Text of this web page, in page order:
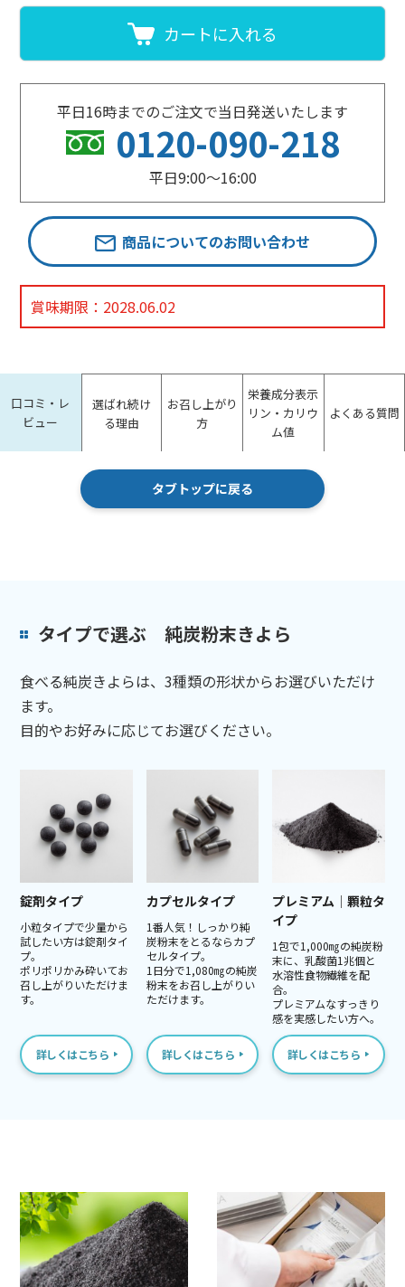
カートに入れる
平日16時までのご注文で当日発送いたします
0120-090-218
平日9:00〜16:00
商品についてのお問い合わせ
賞味期限：2028.06.02
口コミ・レ
ビュー
選ばれ続け
る理由
お召し上がり
方
栄養成分表示
リン・カリウ
ム値
よくある質問
タブトップに戻る
タイプで選ぶ 純炭粉末きよら
食べる純炭きよらは、3種類の形状からお選びいただけ
ます。
目的やお好みに応じてお選びください。
錠剤タイプ
小粒タイプで少量から
試したい方は錠剤タイ
プ。
ポリポリかみ砕いてお
召し上がりいただけま
す。
詳しくはこちら
カプセルタイプ
1番人気！しっかり純
炭粉末をとるならカプ
セルタイプ。
1日分で1,080㎎の純炭
粉末をお召し上がりい
ただけます。
詳しくはこちら
プレミアム│顆粒タ
イプ
1包で1,000㎎の純炭粉
末に、乳酸菌1兆個と
水溶性食物繊維を配
合。
プレミアムなすっきり
感を実感したい方へ。
詳しくはこちら